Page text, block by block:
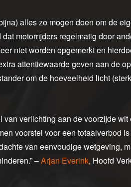
alles zo mogen doen om de
motorrijders regelmatig door
niet worden opgemerkt en
attentiewaarde geven aan de
om de hoeveelheid licht
verlichting aan de voorzijde
voorstel voor een totaalverbod
van eenvoudige wetgeving,
–Arjan Everink, Hoofd